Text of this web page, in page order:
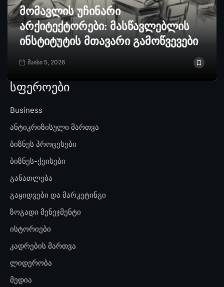
მომავლის უჩინარი
არქიტექტორები: მასწავლებლის
ინსტიტუტის მთავარი გამოწვევები
მაისი 5, 2026
სფეროები
Business
ანტიკრიზისული მართვა
ბიზნეს პროცესები
ბიზნეს-ქეისები
განათლება
გაყიდვები და მარკეტინგი
ზოგადი მენეჯმენტი
ისტორიები
კადრების მართვა
ლიდერობა
მედია